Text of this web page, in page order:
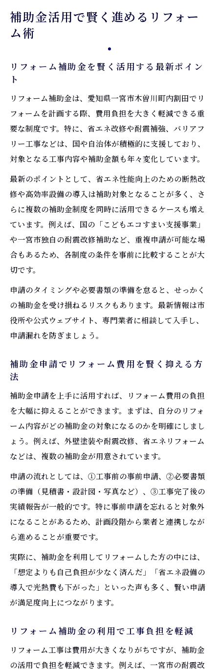
補助金活用で賢く進めるリフォー
ム術
リフォーム補助金を賢く活用する最新ポイン
ト
リフォーム補助金は、愛知県一宮市木曽川町内割田でリ
フォームを計画する際、費用負担を大きく軽減できる重
要な制度です。特に、省エネ改修や耐震補強、バリアフ
リー工事などは、国や自治体が積極的に支援しており、
対象となる工事内容や補助金額も年々変化しています。
最新のポイントとして、省エネ性能向上のための断熱改
修や高効率設備の導入は補助対象となることが多く、さ
らに複数の補助金制度を同時に活用できるケースも増え
ています。例えば、国の「こどもエコすまい支援事業」
や一宮市独自の耐震改修補助など、重複申請が可能な場
合もあるため、各制度の条件を事前に比較することが大
切です。
申請のタイミングや必要書類の準備を怠ると、せっかく
の補助金を受け損ねるリスクもあります。最新情報は市
役所や公式ウェブサイト、専門業者に相談して入手し、
申請漏れを防ぎましょう。
補助金申請でリフォーム費用を賢く抑える方
法
補助金申請を上手に活用すれば、リフォーム費用の負担
を大幅に抑えることができます。まずは、自分のリフォ
ーム内容がどの補助金の対象になるのかを明確にしまし
ょう。例えば、外壁塗装や耐震改修、省エネリフォーム
などは、複数の補助金が用意されています。
申請の流れとしては、①工事前の事前申請、②必要書類
の準備（見積書・設計図・写真など）、③工事完了後の
実績報告が一般的です。特に事前申請を忘れると対象外
になることがあるため、計画段階から業者と連携しなが
ら進めることが重要です。
実際に、補助金を利用してリフォームした方の中には、
「想定よりも自己負担が少なく済んだ」「省エネ設備の
導入で光熱費も下がった」といった声も多く、賢い申請
が満足度向上につながります。
リフォーム補助金の利用で工事負担を軽減
リフォーム工事は費用が大きくなりがちですが、補助金
の活用で負担を軽減できます。例えば、一宮市の耐震改